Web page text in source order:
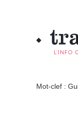
L'INFO
Mot-clef :